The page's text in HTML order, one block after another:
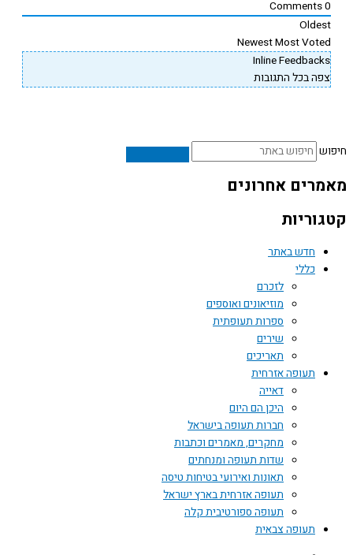
Newest Most
Inline
בכל התגובות
אחרונים
חדש באתר
כללי
לזכרם
מוזיאונים ואוספים
ספרות תעופתית
שירים
תאריכים
תעופה אזרחית
דאייה
היכן הם היום
חברות תעופה בישראל
מחקרים, מאמרים וכתבות
שדות תעופה ומנחתים
תאונות ואירועי בטיחות טיסה
תעופה אזרחית בארץ ישראל
תעופה ספורטיבית קלה
תעופה צבאית